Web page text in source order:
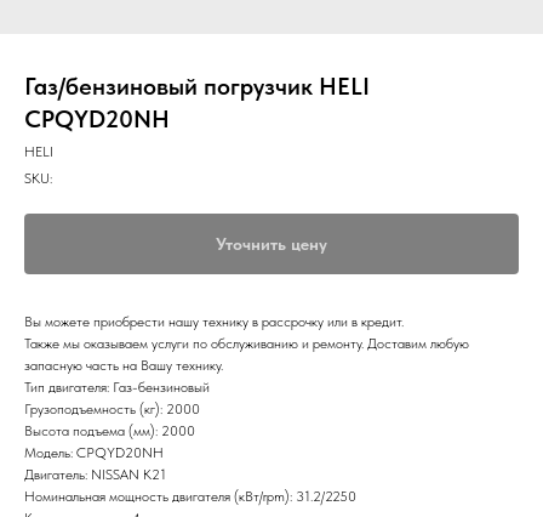
Газ/бензиновый погрузчик HELI
CPQYD20NH
HELI
SKU:
Уточнить цену
Вы можете приобрести нашу технику в рассрочку или в кредит.
Также мы оказываем услуги по обслуживанию и ремонту. Доставим любую
запасную часть на Вашу технику.
Тип двигателя: Газ-бензиновый
Грузоподъемность (кг): 2000
Высота подъема (мм): 2000
Модель: CPQYD20NH
Двигатель: NISSAN K21
Номинальная мощность двигателя (кВт/rpm): 31.2/2250